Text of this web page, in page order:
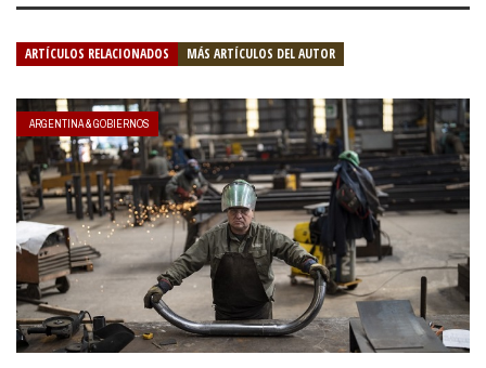
ARTÍCULOS RELACIONADOS MÁS ARTÍCULOS DEL AUTOR
ARGENTINA & GOBIERNOS